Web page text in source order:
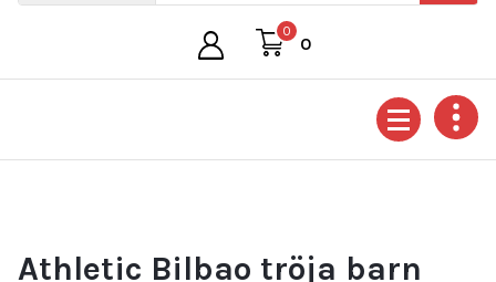
0
0
Athletic Bilbao tröja barn